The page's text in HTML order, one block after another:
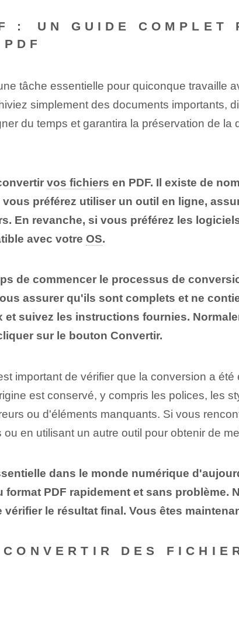
: ⁢UN GUIDE COMPLET
tâche essentielle pour quiconque travaille
simplement des documents importants,
du temps et garantira la préservation de la
vos fichiers en PDF. Il existe de
préférez utiliser un outil en ligne,
En revanche, si vous préférez les
avec votre OS.
de commencer le processus de
assurer qu'ils sont complets et ne
suivez les instructions fournies.
sur le bouton Convertir.
important de vérifier que la conversion a
est conservé, y compris les polices, les
ou d'éléments manquants. Si vous
en utilisant un autre outil pour obtenir de
dans le monde numérique
PDF rapidement et sans problème.
le résultat final. Vous êtes
DES